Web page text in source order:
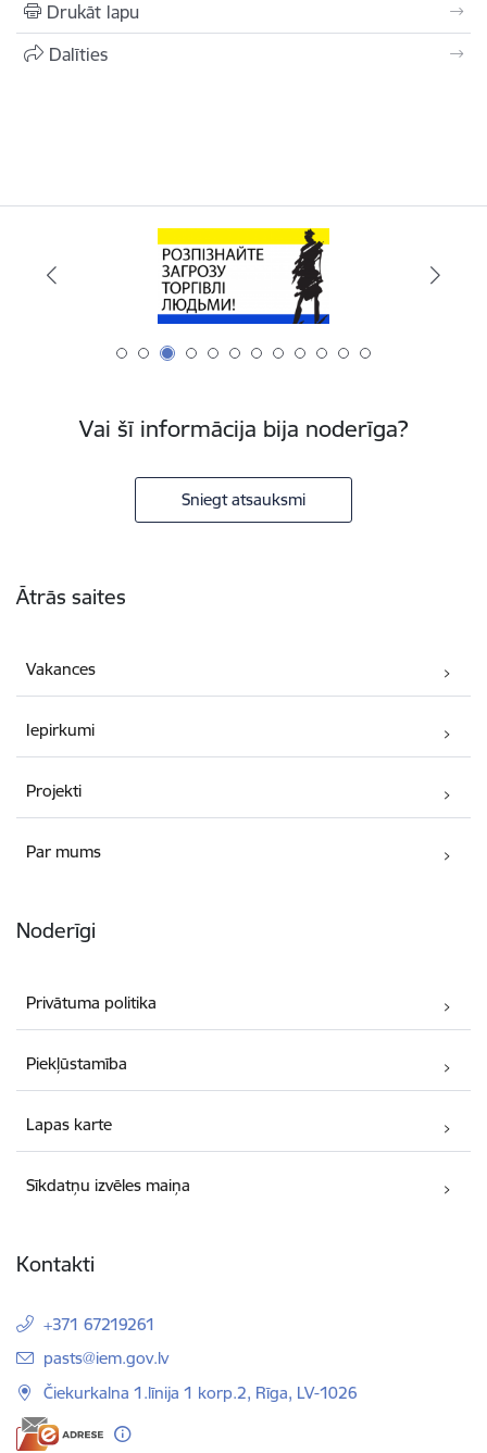
Drukāt lapu
Dalīties
Vai šī informācija bija noderīga?
Sniegt atsauksmi
Ātrās saites
Vakances
Iepirkumi
Projekti
Par mums
Noderīgi
Privātuma politika
Piekļūstamība
Lapas karte
Sīkdatņu izvēles maiņa
Kontakti
+371 67219261
E-pasts:
pasts@iem.gov.lv
Čiekurkalna 1.līnija 1 korp.2, Rīga, LV-1026